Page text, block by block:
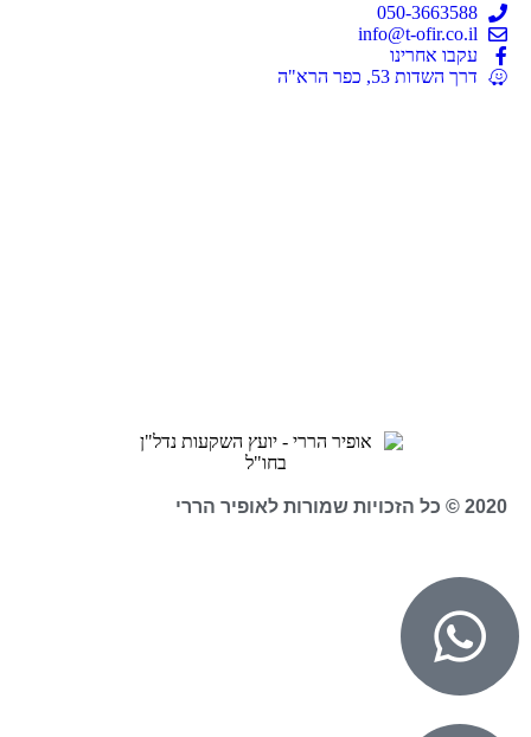
050-3663588
info@t-ofir.co.il
עקבו אחרינו
דרך השדות 53, כפר הרא"ה
2020 © כל הזכויות שמורות לאופיר הררי